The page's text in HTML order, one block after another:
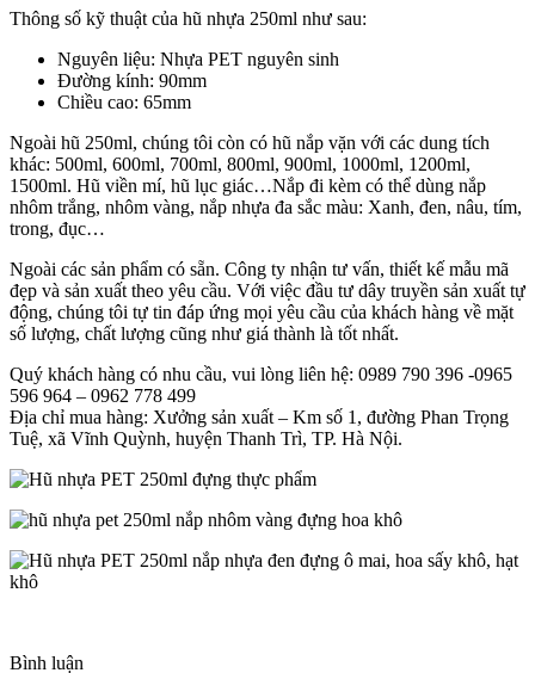
Thông số kỹ thuật của hũ nhựa 250ml như sau:
Nguyên liệu: Nhựa PET nguyên sinh
Đường kính: 90mm
Chiều cao: 65mm
Ngoài hũ 250ml, chúng tôi còn có hũ nắp vặn với các dung tích
khác: 500ml, 600ml, 700ml, 800ml, 900ml, 1000ml, 1200ml,
1500ml. Hũ viền mí, hũ lục giác…Nắp đi kèm có thể dùng nắp
nhôm trắng, nhôm vàng, nắp nhựa đa sắc màu: Xanh, đen, nâu, tím,
trong, đục…
Ngoài các sản phẩm có sẵn. Công ty nhận tư vấn, thiết kế mẫu mã
đẹp và sản xuất theo yêu cầu. Với việc đầu tư dây truyền sản xuất tự
động, chúng tôi tự tin đáp ứng mọi yêu cầu của khách hàng về mặt
số lượng, chất lượng cũng như giá thành là tốt nhất.
Quý khách hàng có nhu cầu, vui lòng liên hệ: 0989 790 396 -0965
596 964 – 0962 778 499
Địa chỉ mua hàng: Xưởng sản xuất – Km số 1, đường Phan Trọng
Tuệ, xã Vĩnh Quỳnh, huyện Thanh Trì, TP. Hà Nội.
Bình luận